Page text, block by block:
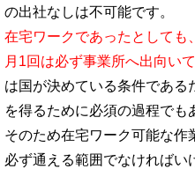
の出社なしは不可能です。
在宅ワークであったとしても
月1回は必ず事業所へ出向い
は国が決めている条件である
を得るために必須の過程でも
そのため在宅ワーク可能な作
必ず通える範囲でなければい